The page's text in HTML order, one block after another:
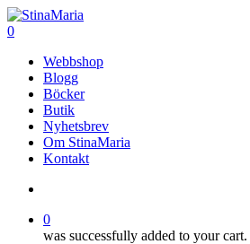
Skip
to
content
search
0
Webbshop
Blogg
Böcker
Butik
Nyhetsbrev
Om StinaMaria
Kontakt
0
was successfully added to your cart.